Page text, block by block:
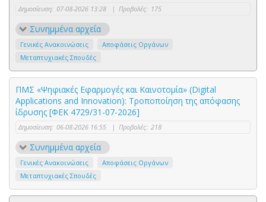
Δημοσίευση: 07-08-2026 13:28 | Προβολές: 175
Συνημμένα αρχεία
Γενικές Ανακοινώσεις
Αποφάσεις Οργάνων
Μεταπτυχιακές Σπουδές
ΠΜΣ «Ψηφιακές Εφαρμογές και Καινοτομία» (Digital
Applications and Innovation): Τροποποίηση της απόφασης
ίδρυσης [ΦΕΚ 4729/31-07-2026]
Δημοσίευση: 06-08-2026 16:55 | Προβολές: 218
Συνημμένα αρχεία
Γενικές Ανακοινώσεις
Αποφάσεις Οργάνων
Μεταπτυχιακές Σπουδές